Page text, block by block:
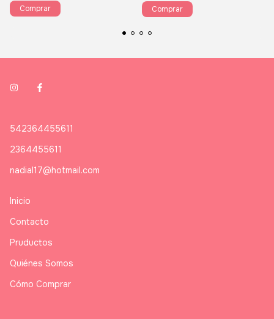
Comprar Comprar
542364455611
2364455611
nadial17@hotmail.com
Inicio
Contacto
Pruductos
Quiénes Somos
Cómo Comprar